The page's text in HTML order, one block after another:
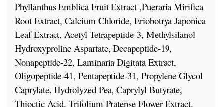
Phyllanthus Emblica Fruit Extract ,Pueraria Mirifica
Root Extract, Calcium Chloride, Eriobotrya Japonica
Leaf Extract, Acetyl Tetrapeptide-3, Methylsilanol
Hydroxyproline Aspartate, Decapeptide-19,
Nonapeptide-22, Laminaria Digitata Extract,
Oligopeptide-41, Pentapeptide-31, Propylene Glycol
Caprylate, Hydrolyzed Pea, Caprylyl Butyrate,
Thioctic Acid, Trifolium Pratense Flower Extract,